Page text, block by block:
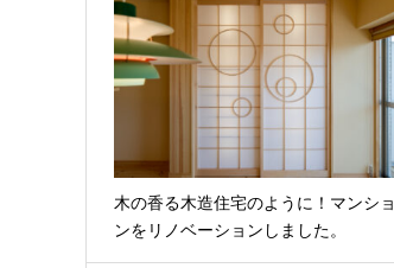
木の香る木造住宅のように！マンショ
ンをリノベーションしました。